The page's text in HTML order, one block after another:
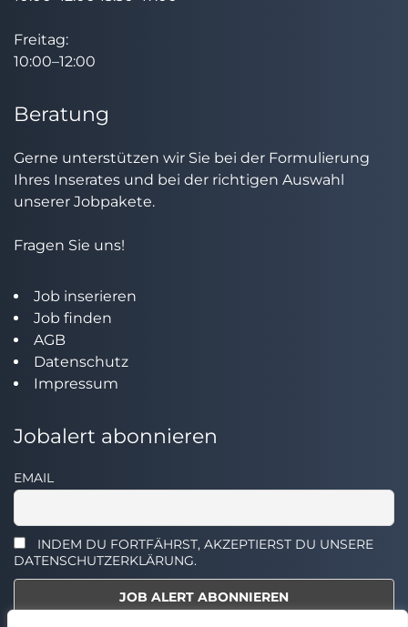
Freitag:
10:00–12:00
Beratung
Gerne unterstützen wir Sie bei der Formulierung
Ihres Inserates und bei der richtigen Auswahl
unserer Jobpakete.
Fragen Sie uns!
Job inserieren
Job finden
AGB
Datenschutz
Impressum
Jobalert abonnieren
EMAIL
INDEM DU FORTFÄHRST, AKZEPTIERST DU UNSERE
DATENSCHUTZERKLÄRUNG.